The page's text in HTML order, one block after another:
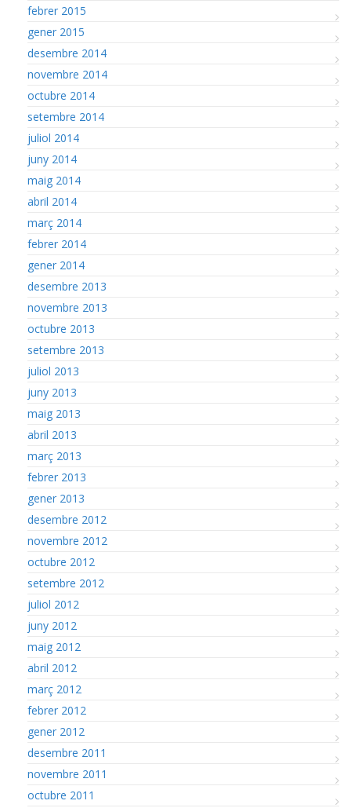
febrer 2015
gener 2015
desembre 2014
novembre 2014
octubre 2014
setembre 2014
juliol 2014
juny 2014
maig 2014
abril 2014
març 2014
febrer 2014
gener 2014
desembre 2013
novembre 2013
octubre 2013
setembre 2013
juliol 2013
juny 2013
maig 2013
abril 2013
març 2013
febrer 2013
gener 2013
desembre 2012
novembre 2012
octubre 2012
setembre 2012
juliol 2012
juny 2012
maig 2012
abril 2012
març 2012
febrer 2012
gener 2012
desembre 2011
novembre 2011
octubre 2011